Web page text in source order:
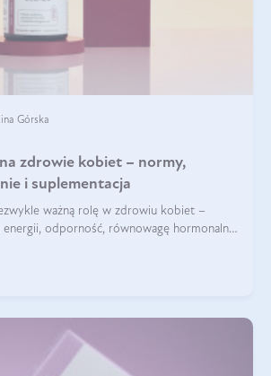
Górska
zdrowie kobiet – normy,
i suplementacja
ważną rolę w zdrowiu kobiet –
energii, odporność, równowagę hormonalną
problemów z